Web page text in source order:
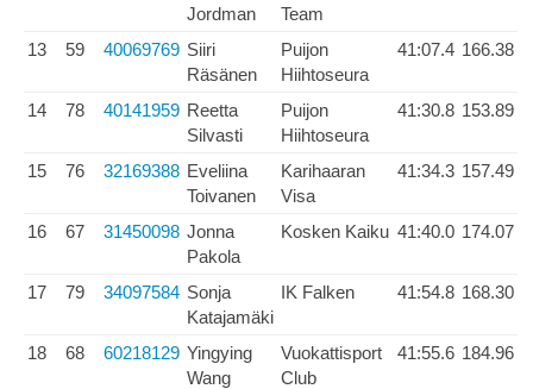
Jordman
Team
13 59 40069769 Siiri
Räsänen
Puijon
Hiihtoseura
41:07.4 166.38
14 78 40141959 Reetta
Silvasti
Puijon
Hiihtoseura
41:30.8 153.89
15 76 32169388 Eveliina
Toivanen
Karihaaran
Visa
41:34.3 157.49
16 67 31450098 Jonna
Pakola
Kosken Kaiku 41:40.0 174.07
17 79 34097584 Sonja
Katajamäki
IK Falken 41:54.8 168.30
18 68 60218129 Yingying
Wang
Vuokattisport
Club
41:55.6 184.96